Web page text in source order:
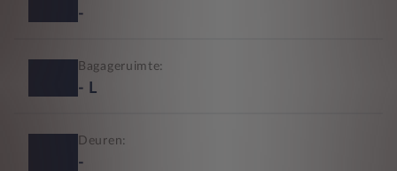
-
Bagageruimte:
- L
Deuren:
-